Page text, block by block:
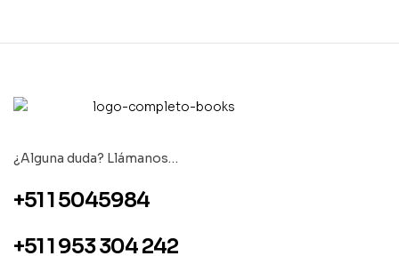
¿Alguna duda? Llámanos…
+51 1 5045984
+51 1 953 304 242